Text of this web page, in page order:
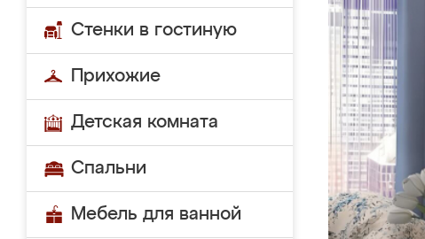
Стенки в гостиную
Прихожие
Детская комната
Спальни
Мебель для ванной